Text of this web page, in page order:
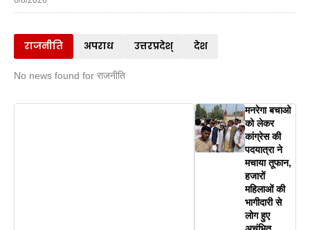
राजनीति अपराध उत्तरप्रदेश् देश
No news found for राजनीति
मनरेगा बचाओ
को लेकर
कांग्रेस की
पदयात्रा ने
मचाया तूफान,
हजारों
महिलाओं की
भागीदारी से
लोग हुए